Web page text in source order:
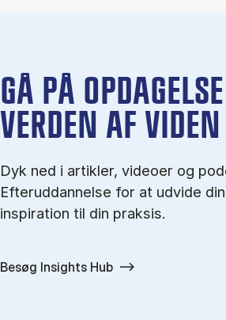
GÅ PÅ
VERDEN AF VIDEN
Dyk ned i artikler, videoer og
Efteruddannelse for at udvide
inspiration til din praksis.
Besøg Insights Hub